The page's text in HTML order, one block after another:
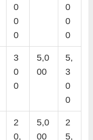
0
0
0
0
0
0
3
0
0
5,0
00
5,
3
0
0
2
0,
5,0
00
2
5,